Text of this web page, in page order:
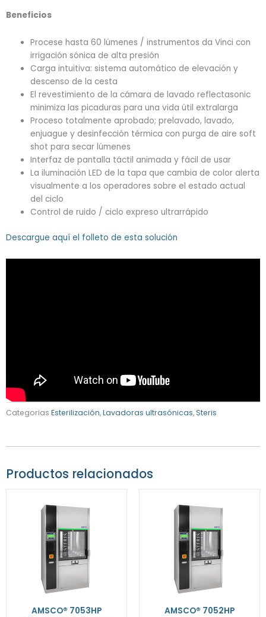
Beneficios
Procese hasta 60 lúmenes / instrumentos da Vinci con
irrigación sónica de alta presión
Carga intuitiva: sistema automático de elevación y
descenso de la cesta
El revestimiento de la cámara de lavado reflectasonic
minimiza las picaduras para una vida útil extralarga
Proceso totalmente aprobado; prelavado, lavado,
enjuague y desinfección térmica con purga de aire soft
shot para secar lúmenes
Interfaz de pantalla táctil animada y fácil de usar
La iluminación LED de la tapa que cambia de color alerta
visualmente a los operadores sobre el estado actual
del ciclo
Control de ruido / ciclo expreso ultrarrápido
Descargue aquí el folleto de esta solución
Categorias Esterilización,Lavadoras ultrasónicas,Steris
Productos relacionados
AMSCO® 7053HP
AMSCO® 7052HP